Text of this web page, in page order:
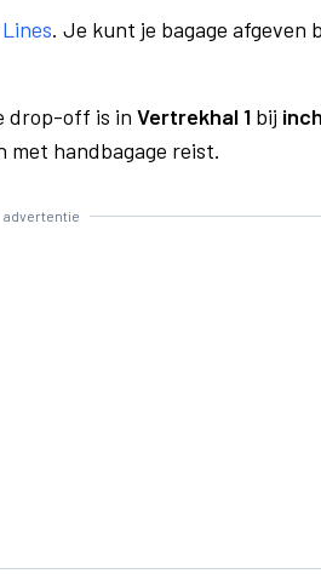
. Je kunt je bagage afgeven
drop-off is in Vertrekhal 1 bij
met handbagage reist.
advertentie